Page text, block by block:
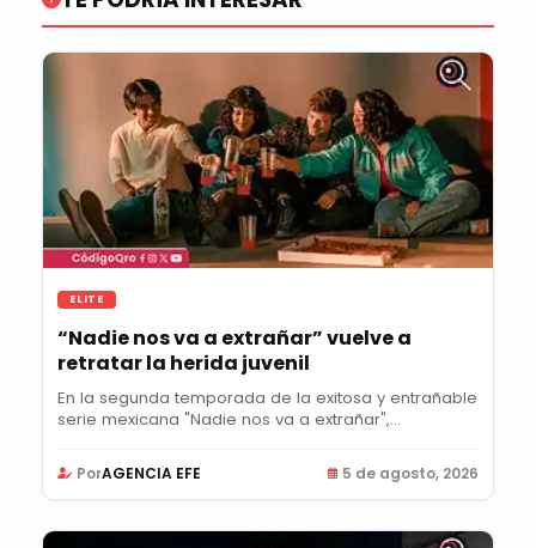
ELITE
“Nadie nos va a extrañar” vuelve a
retratar la herida juvenil
En la segunda temporada de la exitosa y entrañable
serie mexicana "Nadie nos va a extrañar",...
PorAGENCIA EFE 5 de agosto, 2026